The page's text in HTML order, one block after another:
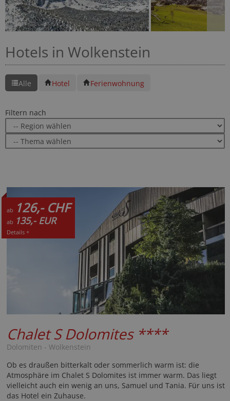
Hotels in Wolkenstein
Alle Hotel Ferienwohnung
Filtern nach
ab 126,- CHF
ab 135,- EUR
Details +
Chalet S Dolomites ****
Dolomiten - Wolkenstein
Ob es draußen bitterkalt oder sommerlich warm ist: die
Atmosphäre im Chalet S Dolomites ist immer warm. Das liegt
vielleicht auch ein wenig an uns, Samuel und Tania. Für uns ist
das Hotel ein Zuhause.